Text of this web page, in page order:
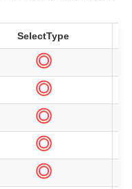
SelectType
◎
◎
◎
◎
◎